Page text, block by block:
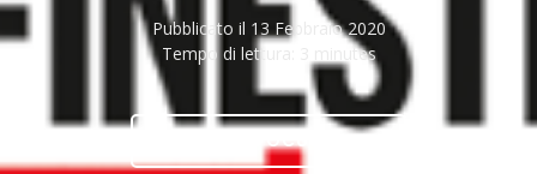
Pubblicato il 13 Febbraio 2020
Tempo di lettura:
3 minutes
SCARICA DOCUMENTO